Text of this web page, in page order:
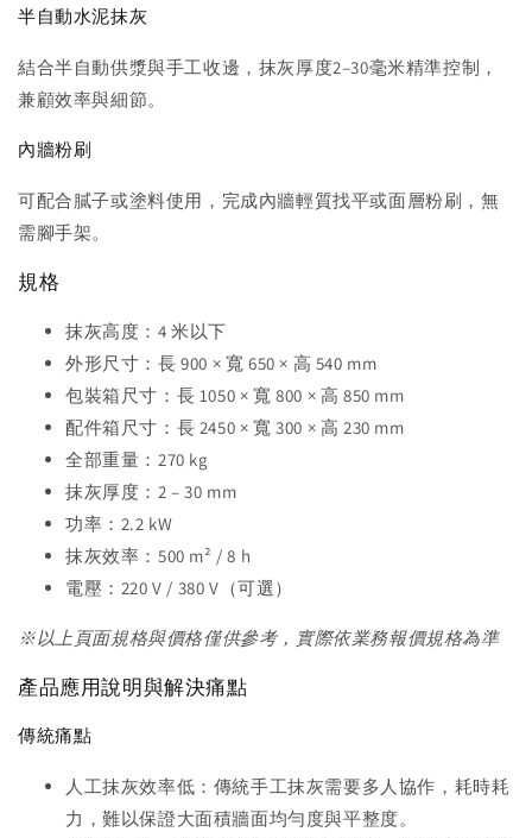
半自動水泥抹灰
結合半自動供漿與手工收邊，抹灰厚度2–30毫米精準控制，
兼顧效率與細節。
內牆粉刷
可配合膩子或塗料使用，完成內牆輕質找平或面層粉刷，無
需腳手架。
規格
抹灰高度：4 米以下
外形尺寸：長 900 × 寬 650 × 高 540 mm
包裝箱尺寸：長 1050 × 寬 800 × 高 850 mm
配件箱尺寸：長 2450 × 寬 300 × 高 230 mm
全部重量：270 kg
抹灰厚度：2 – 30 mm
功率：2.2 kW
抹灰效率：500 m² / 8 h
電壓：220 V / 380 V（可選）
※以上頁面規格與價格僅供參考，實際依業務報價規格為準
產品應用說明與解決痛點
傳統痛點
人工抹灰效率低：傳統手工抹灰需要多人協作，耗時耗
力，難以保證大面積牆面均勻度與平整度。